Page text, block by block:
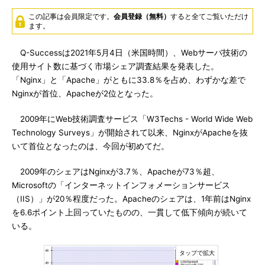
この記事は会員限定です。 会員登録（無料） すると全てご覧いただけ
ます。
Q-Successは2021年5月4日（米国時間）、Webサーバ技術の
使用サイト数に基づく市場シェア調査結果を発表した。
「Nginx」と「Apache」がともに33.8％を占め、わずかな差で
Nginxが首位、Apacheが2位となった。
2009年にWeb技術調査サービス「W3Techs - World Wide Web
Technology Surveys」が開始されて以来、NginxがApacheを抜
いて首位となったのは、今回が初めてだ。
2009年のシェアはNginxが3.7％、Apacheが73％超、
Microsoftの「インターネットインフォメーションサービス
（IIS）」が20％程度だった。Apacheのシェアは、1年前はNginx
を6.6ポイント上回っていたものの、一貫して低下傾向が続いて
いる。